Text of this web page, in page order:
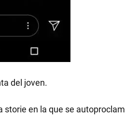
del joven.
en la que se